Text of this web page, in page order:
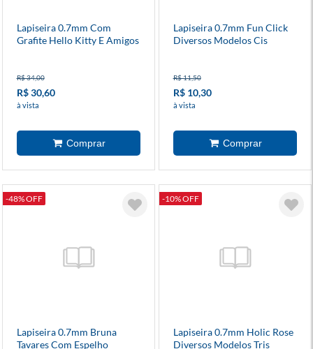
Lapiseira 0.7mm Com
Grafite Hello Kitty E Amigos
R$ 34,00
R$ 30,60
à vista
Lapiseira 0.7mm Fun Click
Diversos Modelos Cis
R$ 11,50
R$ 10,30
à vista
-48% OFF
Lapiseira 0.7mm Bruna
Tavares Com Espelho
-10% OFF
Lapiseira 0.7mm Holic Rose
Diversos Modelos Tris